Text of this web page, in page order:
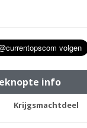
info
Krijgsmachtdeel